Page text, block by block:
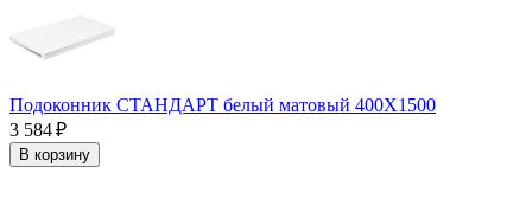
Подоконник СТАНДАРТ белый матовый 400Х1500
3 584 ₽
В корзину